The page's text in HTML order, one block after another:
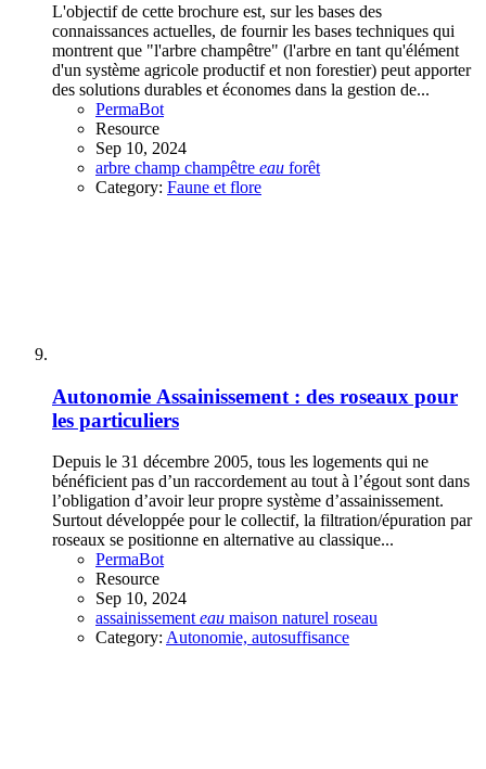
L'objectif de cette brochure est, sur les bases des
connaissances actuelles, de fournir les bases techniques qui
montrent que "l'arbre champêtre" (l'arbre en tant qu'élément
d'un système agricole productif et non forestier) peut apporter
des solutions durables et économes dans la gestion de...
PermaBot
Resource
Sep 10, 2024
arbre champ champêtre eau forêt
Category: Faune et flore
Autonomie Assainissement : des roseaux pour
les particuliers
Depuis le 31 décembre 2005, tous les logements qui ne
bénéficient pas d’un raccordement au tout à l’égout sont dans
l’obligation d’avoir leur propre système d’assainissement.
Surtout développée pour le collectif, la filtration/épuration par
roseaux se positionne en alternative au classique...
PermaBot
Resource
Sep 10, 2024
assainissement eau maison naturel roseau
Category: Autonomie, autosuffisance